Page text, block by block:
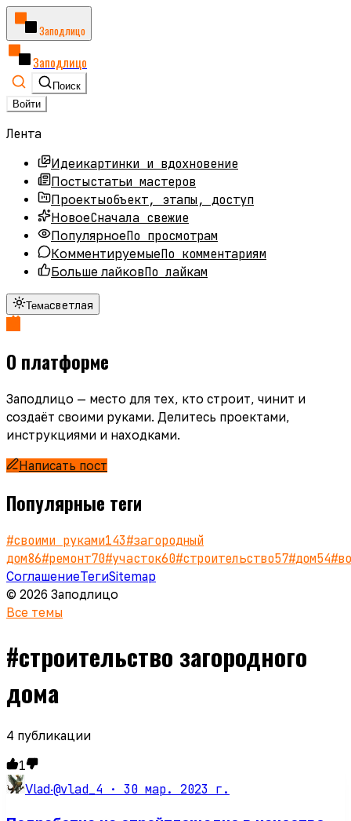
Заподлицо
Заподлицо
Поиск
Войти
Лента
Идеикартинки и вдохновение
Постыстатьи мастеров
Проектыобъект, этапы, доступ
НовоеСначала свежие
ПопулярноеПо просмотрам
КомментируемыеПо комментариям
Больше лайковПо лайкам
Темасветлая
О платформе
Заподлицо — место для тех, кто строит, чинит и
создаёт своими руками. Делитесь проектами,
инструкциями и находками.
Написать пост
Популярные теги
#своими руками143#загородный
дом86#ремонт70#участок60#строительство57#дом54#
СоглашениеТегиSitemap
© 2026 Заподлицо
Все темы
#строительство загородного
дома
4 публикации
1
Vlad·@vlad_4 · 30 мар. 2023 г.